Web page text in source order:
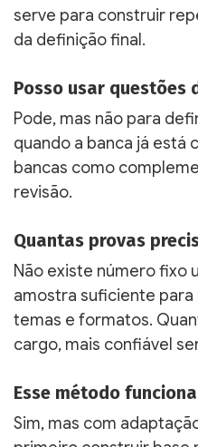
serve para construir
da definição final.
Posso usar questões
Pode, mas não para
quando a banca já está
bancas como
revisão.
Quantas provas
Não existe número fixo
amostra suficiente
temas e formatos.
cargo, mais confiável
Esse método
Sim, mas com